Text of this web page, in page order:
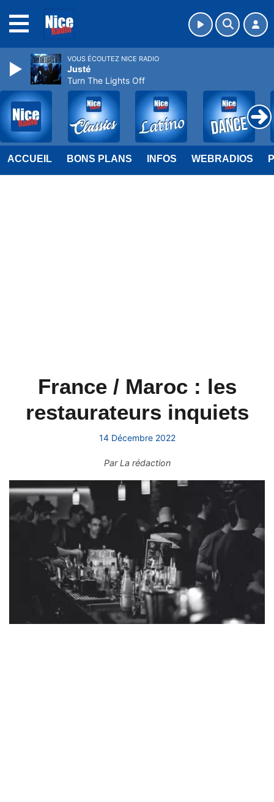
ACCUEIL BONS PLANS INFOS WEBRADIOS
France / Maroc : les
restaurateurs inquiets
14 Décembre 2022
ParLa rédaction
VOUS ÉCOUTEZ NICE RADIO
Justé
Turn The Lights Off